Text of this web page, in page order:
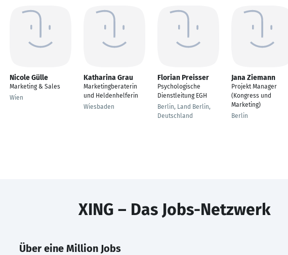
Nicole Gülle
Marketing & Sales
Wien
Katharina Grau
Marketingberaterin
und Heldenhelferin
Wiesbaden
Florian Preisser
Psychologische
Dienstleitung EGH
Berlin, Land Berlin,
Deutschland
Jana Ziemann
Projekt Manager
(Kongress und
Marketing)
Berlin
XING – Das Jobs-Netzwerk
Über eine Million Jobs